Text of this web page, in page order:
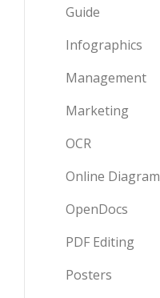
Guide
Infographics
Management
Marketing
OCR
Online Diagram
OpenDocs
PDF Editing
Posters